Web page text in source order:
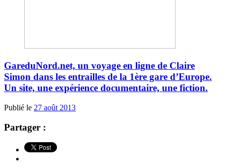
GareduNord.net, un voyage en ligne de Claire
Simon dans les entrailles de la 1ère gare d’Europe.
Un site, une expérience documentaire, une fiction.
Publié le 27 août 2013
Partager :